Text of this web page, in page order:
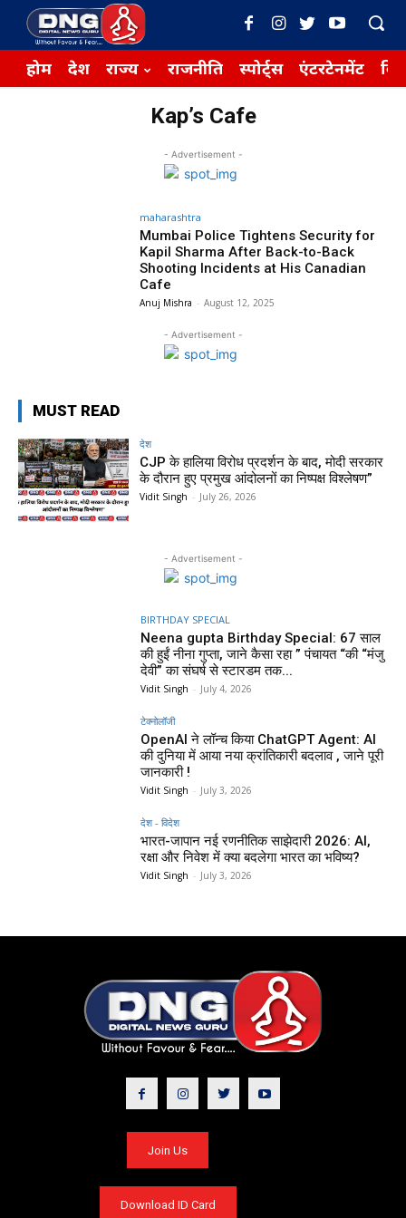
होम देश राज्य राजनीति स्पोर्ट्स एंटरटेनमेंट
Kap’s Cafe
- Advertisement -
maharashtra
Mumbai Police Tightens Security for
Kapil Sharma After Back-to-Back
Shooting Incidents at His Canadian
Cafe
Anuj Mishra - August 12, 2025
- Advertisement -
MUST READ
देश
CJP के हालिया विरोध प्रदर्शन के बाद, मोदी सरकार
के दौरान हुए प्रमुख आंदोलनों का निष्पक्ष विश्लेषण”
Vidit Singh - July 26, 2026
- Advertisement -
BIRTHDAY SPECIAL
Neena gupta Birthday Special: 67 साल
की हुईं नीना गुप्ता, जाने कैसा रहा ” पंचायत “की “मंजु
देवी” का संघर्ष से स्टारडम तक...
Vidit Singh - July 4, 2026
टेक्नोलॉजी
OpenAI ने लॉन्च किया ChatGPT Agent: AI
की दुनिया में आया नया क्रांतिकारी बदलाव , जाने पूरी
जानकारी !
Vidit Singh - July 3, 2026
देश - विदेश
भारत-जापान नई रणनीतिक साझेदारी 2026: AI,
रक्षा और निवेश में क्या बदलेगा भारत का भविष्य?
Vidit Singh - July 3, 2026
Join Us
Download ID Card